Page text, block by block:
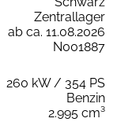
Zentrallager
ab ca. 11.08.2026
N001887
260 kW / 354 PS
Benzin
2.995 cm³